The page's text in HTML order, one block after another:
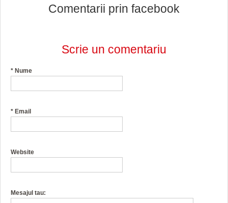
Comentarii prin facebook
Scrie un comentariu
* Nume
* Email
Website
Mesajul tau: